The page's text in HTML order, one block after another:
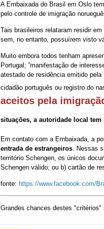
A Embaixada do Brasil em Oslo
pelo controle de imigração
Tais brasileiros relataram residir
sem, no entanto, possuírem visto
Muito embora todos tenham
Portugal; ”manifestação de
atestado de residência emitido pela
cidadão português ou registro do
aceitos pela
situações, a autoridade local
Em contato com a Embaixada, a
entrada de estrangeiros. Nessas
território Schengen, os únicos
Schengen válido; ou b) cartão de
fonte: https://www.facebook.com/
Grandes chances destes